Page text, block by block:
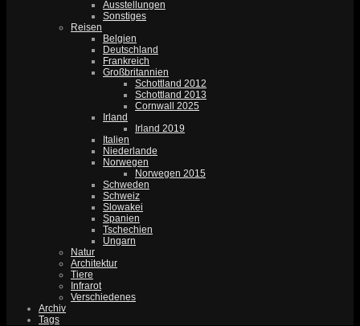
Ausstellungen
Sonstiges
Reisen
Belgien
Deutschland
Frankreich
Großbritannien
Schottland 2012
Schottland 2013
Cornwall 2025
Irland
Irland 2019
Italien
Niederlande
Norwegen
Norwegen 2015
Schweden
Schweiz
Slowakei
Spanien
Tschechien
Ungarn
Natur
Architektur
Tiere
Infrarot
Verschiedenes
Archiv
Tags